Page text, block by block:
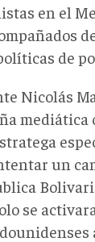
en el
de
Nicolás
mediática
un
se